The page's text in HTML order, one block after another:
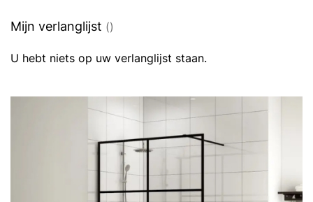
pagina
Mijn verlanglijst
U hebt niets op uw verlanglijst staan.